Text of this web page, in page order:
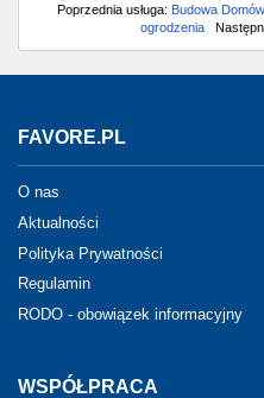
Poprzednia usługa: Budowa
ogrodzenia
FAVORE.PL
O nas
Aktualności
Polityka Prywatności
Regulamin
RODO - obowiązek informacyjny
WSPÓŁPRACA